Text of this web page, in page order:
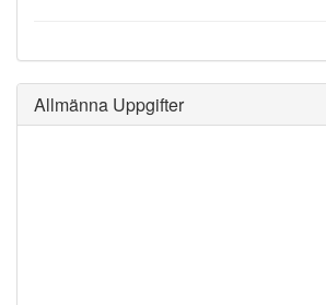
Allmänna Uppgifter